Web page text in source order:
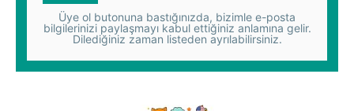
Üye ol butonuna bastığınızda, bizimle e-posta
bilgilerinizi paylaşmayı kabul ettiğiniz anlamına gelir.
Dilediğiniz zaman listeden ayrılabilirsiniz.